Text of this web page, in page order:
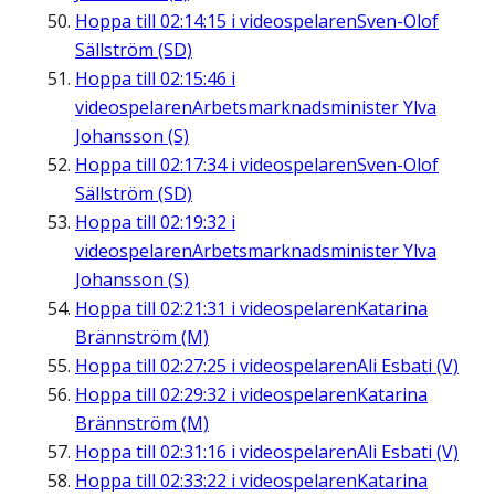
Hoppa till 02:14:15 i videospelarenSven-Olof
Sällström (SD)
Hoppa till 02:15:46 i
videospelarenArbetsmarknadsminister Ylva
Johansson (S)
Hoppa till 02:17:34i videospelarenSven-Olof
Sällström (SD)
Hoppa till 02:19:32 i
videospelarenArbetsmarknadsminister Ylva
Johansson (S)
Hoppa till 02:21:31 i videospelarenKatarina
Brännström (M)
Hoppa till 02:27:25 i videospelarenAli Esbati (V)
Hoppa till 02:29:32 i videospelarenKatarina
Brännström (M)
Hoppa till 02:31:16 i videospelarenAli Esbati (V)
Hoppa till 02:33:22 i videospelarenKatarina